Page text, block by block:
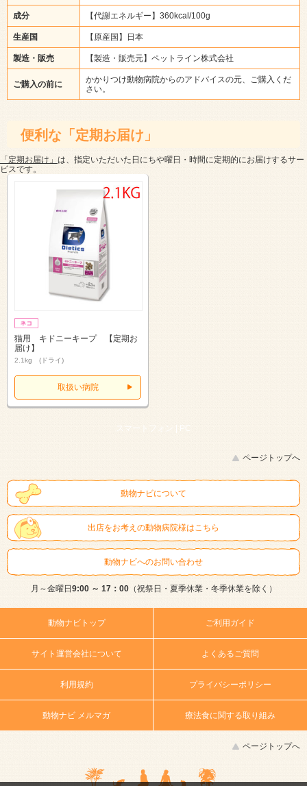
成分 【代謝エネルギー】360kcal/100g
生産国 【原産国】日本
製造・販売 【製造・販売元】ペットライン株式会社
ご購入の前に
かかりつけ動物病院からのアドバイスの元、ご購入くだ
さい。
便利な「定期お届け」
「定期お届け」 は、指定いただいた日にちや曜日・時間に定期的にお届けするサー
ビスです。
猫用 キドニーキープ 【定期お
届け】
2.1kg (ドライ)
取扱い病院
スマートフォン |
ページトップへ
動物ナビについて
出店をお考えの動物病院様はこちら
動物ナビへのお問い合わせ
月～金曜日 9:00 ～ 17：00（祝祭日・夏季休業・冬季休業を除く）
動物ナビトップ ご利用ガイド
サイト運営会社について よくあるご質問
利用規約 プライバシーポリシー
動物ナビ メルマガ 療法食に関する取り組み
ページトップへ